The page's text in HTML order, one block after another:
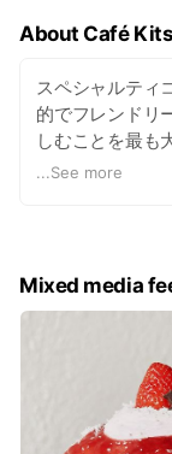
About Café
スペシャルティ
的でフレンドリ
しむことを最も
2013年に東京
スピレーション
提供している。
...See more
Mixed media